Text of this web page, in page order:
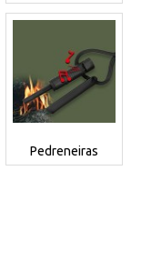
Pedreneiras